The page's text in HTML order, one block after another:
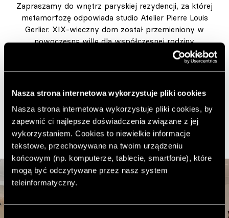
Nasza strona internetowa wykorzystuje pliki cookies
Nasza strona internetowa wykorzystuje pliki cookies, by
zapewnić ci najlepsze doświadczenia związane z jej
wykorzystaniem. Cookies to niewielkie informacje
tekstowe, przechowywane na twoim urządzeniu
końcowym (np. komputerze, tablecie, smartfonie), które
mogą być odczytywane przez nasz system
teleinformatyczny.
Zapraszamy do wnętrz paryskiej rezydencji, za której
metamorfozę odpowiada studio Atelier Pierre Louis
Gerlier. XIX-wieczny dom został przemieniony w
nowoczesną willę dla współczesnej rodziny.
Zdjęcia: Ercole Salinaro
Dodaj do ulubionych artykułów